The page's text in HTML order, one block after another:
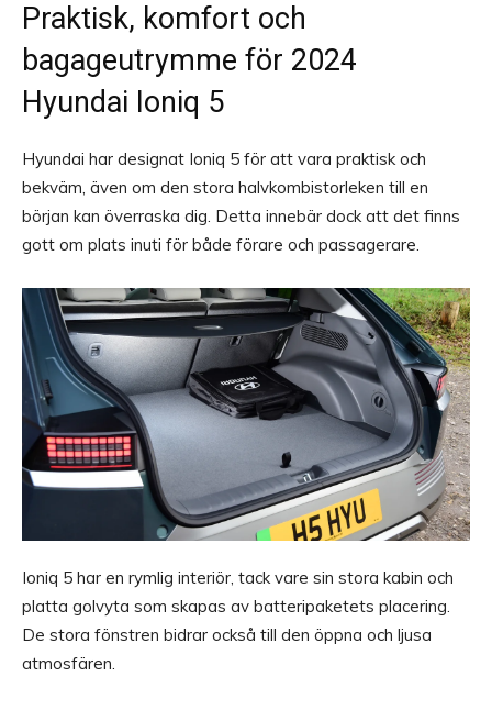
Praktisk, komfort och
bagageutrymme för 2024
Hyundai Ioniq 5
Hyundai har designat Ioniq 5 för att vara praktisk och
bekväm, även om den stora halvkombistorleken till en
början kan överraska dig. Detta innebär dock att det finns
gott om plats inuti för både förare och passagerare.
Ioniq 5 har en rymlig interiör, tack vare sin stora kabin och
platta golvyta som skapas av batteripaketets placering.
De stora fönstren bidrar också till den öppna och ljusa
atmosfären.